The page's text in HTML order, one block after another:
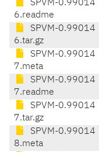
SPVM-0.99014
6.readme
SPVM-0.99014
6.tar.gz
SPVM-0.99014
7.meta
SPVM-0.99014
7.readme
SPVM-0.99014
7.tar.gz
SPVM-0.99014
8.meta